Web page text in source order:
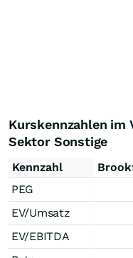
Kurskennzahlen im
Sektor Sonstige
Kennzahl
PEG
EV/Umsatz
EV/EBITDA